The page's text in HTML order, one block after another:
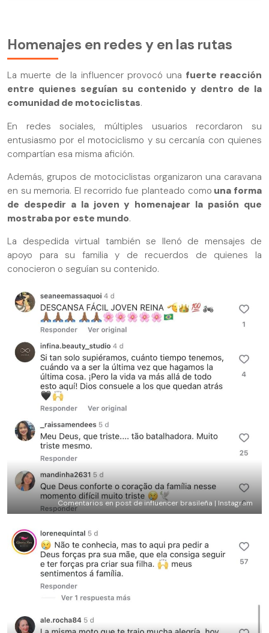
Homenajes en redes y en las rutas
La muerte de la influencer provocó una fuerte reacción
entre quienes seguían su contenido y dentro de la
comunidad de motociclistas.
En redes sociales, múltiples usuarios recordaron su
entusiasmo por el motociclismo y su cercanía con quienes
compartían esa misma afición.
Además, grupos de motociclistas organizaron una caravana
en su memoria. El recorrido fue planteado como una forma
de despedir a la joven y homenajear la pasión que
mostraba por este mundo.
La despedida virtual también se llenó de mensajes de
apoyo para su familia y de recuerdos de quienes la
conocieron o seguían su contenido.
Comentarios en post de influencer brasileña | Instagram